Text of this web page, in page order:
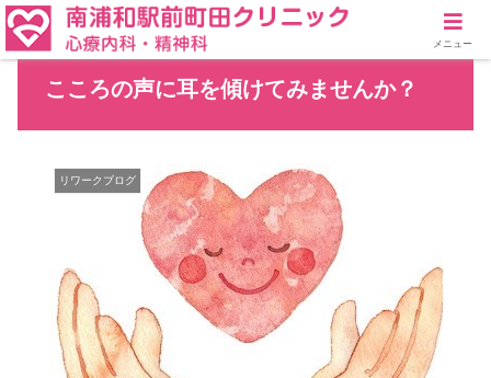
こころの声に耳を傾けてみませんか？
リワークブログ
メニュー